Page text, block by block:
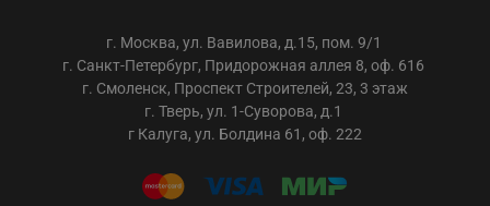
г. Москва, ул. Вавилова, д.15, пом. 9/1
г. Санкт-Петербург, Придорожная аллея 8, оф. 616
г. Смоленск, Проспект Строителей, 23, 3 этаж
г. Тверь, ул. 1-Суворова, д.1
г Калуга, ул. Болдина 61, оф. 222